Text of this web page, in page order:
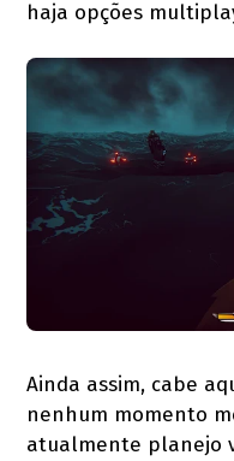
haja opções
Ainda assim, cabe
nenhum momento
atualmente planejo